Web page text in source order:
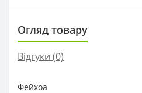
Огляд товару
Відгуки (0)
Фейхоа